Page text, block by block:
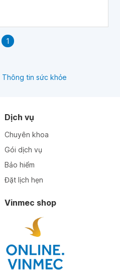
1
Thông tin sức khỏe
Dịch vụ
Chuyên khoa
Gói dịch vụ
Bảo hiểm
Đặt lịch hẹn
Vinmec shop